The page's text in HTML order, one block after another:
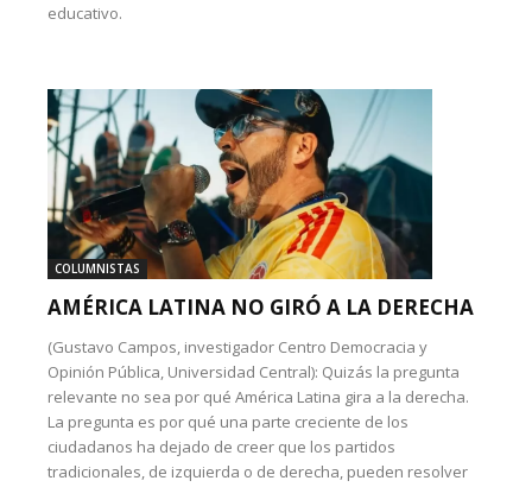
educativo.
COLUMNISTAS
AMÉRICA LATINA NO GIRÓ A LA DERECHA
(Gustavo Campos, investigador Centro Democracia y
Opinión Pública, Universidad Central): Quizás la pregunta
relevante no sea por qué América Latina gira a la derecha.
La pregunta es por qué una parte creciente de los
ciudadanos ha dejado de creer que los partidos
tradicionales, de izquierda o de derecha, pueden resolver